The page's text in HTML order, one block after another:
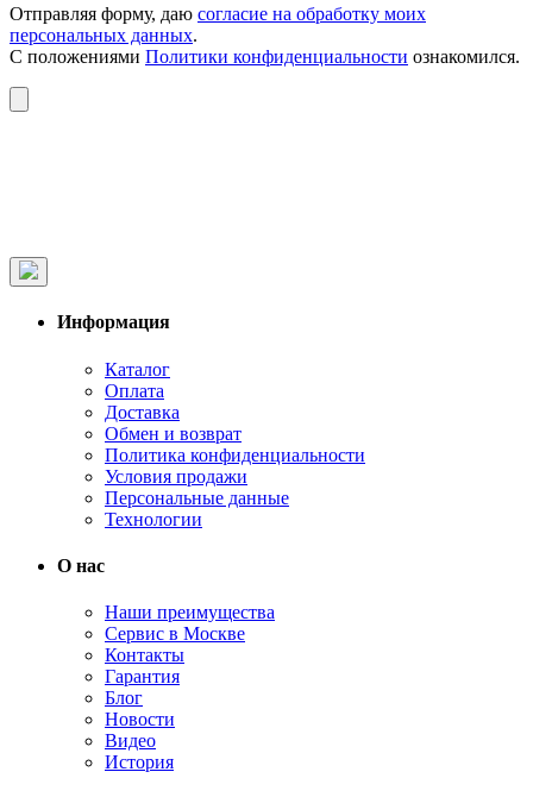
Отправляя форму, даю согласие на обработку моих
персональных данных.
С положениями Политики конфиденциальности ознакомился.
Информация
Каталог
Оплата
Доставка
Обмен и возврат
Политика конфиденциальности
Условия продажи
Персональные данные
Технологии
О нас
Наши преимущества
Сервис в Москве
Контакты
Гарантия
Блог
Новости
Видео
История